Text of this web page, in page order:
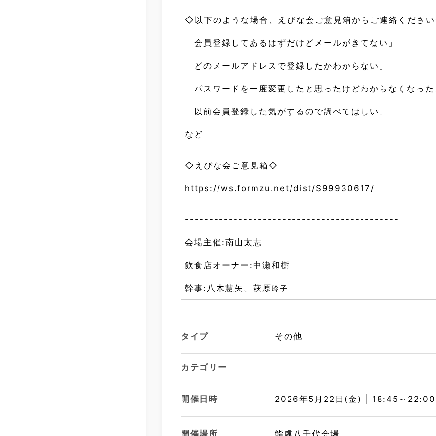
◇以下のような場合、えびな会ご意見箱からご連絡くださ
「会員登録してあるはずだけどメールがきてない」
「どのメールアドレスで登録したかわからない」
「パスワードを一度変更したと思ったけどわからなくなっ
「以前会員登録した気がするので調べてほしい」
など
◇えびな会ご意見箱◇
https://ws.formzu.net/dist/S99930617/
--------------------------------------------
会場主催:南山太志
飲食店オーナー:中瀬和樹
幹事:八木慧矢、萩原玲子
タイプ その他
カテゴリー
開催日時 2026年5月22日(金) | 18:45～22:00
開催場所 鮨處八千代会場